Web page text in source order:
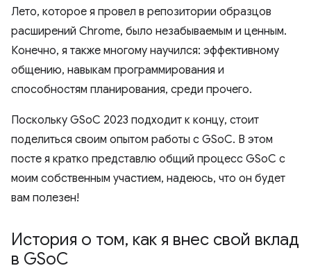
Лето, которое я провел в репозитории образцов
расширений Chrome, было незабываемым и ценным.
Конечно, я также многому научился: эффективному
общению, навыкам программирования и
способностям планирования, среди прочего.
Поскольку GSoC 2023 подходит к концу, стоит
поделиться своим опытом работы с GSoC. В этом
посте я кратко представлю общий процесс GSoC с
моим собственным участием, надеюсь, что он будет
вам полезен!
История о том, как я внес свой вклад
в GSoC